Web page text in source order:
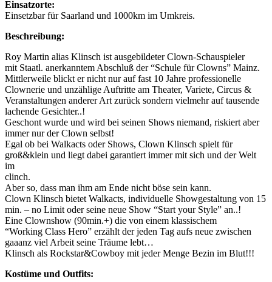
Einsatzorte:
Einsetzbar für Saarland und 1000km im Umkreis.
Beschreibung:
Roy Martin alias Klinsch ist ausgebildeter Clown-Schauspieler
mit Staatl. anerkanntem Abschluß der “Schule für Clowns” Mainz.
Mittlerweile blickt er nicht nur auf fast 10 Jahre professionelle
Clownerie und unzählige Auftritte am Theater, Variete, Circus &
Veranstaltungen anderer Art zurück sondern vielmehr auf tausende
lachende Gesichter..!
Geschont wurde und wird bei seinen Shows niemand, riskiert aber
immer nur der Clown selbst!
Egal ob bei Walkacts oder Shows, Clown Klinsch spielt für
groß&klein und liegt dabei garantiert immer mit sich und der Welt
im
clinch.
Aber so, dass man ihm am Ende nicht böse sein kann.
Clown Klinsch bietet Walkacts, individuelle Showgestaltung von 15
min. – no Limit oder seine neue Show “Start your Style” an..!
Eine Clownshow (90min.+) die von einem klassischem
“Working Class Hero” erzählt der jeden Tag aufs neue zwischen
gaaanz viel Arbeit seine Träume lebt…
Klinsch als Rockstar&Cowboy mit jeder Menge Bezin im Blut!!!
Kostüme und Outfits: